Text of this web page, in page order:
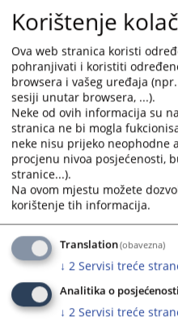
a
date.
Press
the
question
mark
key
to
get
the
keyboard
shortcuts
for
changing
a
date.
the
mark
key
to
get
the
for
20.01.2026.
02.07.2025.
Izmjene i dopune plana
02.07.2025.
Izmjene i dopune plana
02.07.2025.
Izmjene i dopune plana
21.05.2025.
28.01.2025.
Plan javnih nabavki
godinu
Korištenje
Ova web stranica koristi
pohranjivati i koristiti
browsera i vašeg uređaja
sesiji unutar browsera, ...).
Neke od ovih informacija su
stranica ne bi mogla
neke nisu prijeko neophodne
procjenu nivoa posjećenosti,
stranice...).
Na ovom mjestu možete
korištenje tih informacija.
Translation(obavezna)
↓ 2 Servisi treće
Analitika o
↓ 2 Servisi treće